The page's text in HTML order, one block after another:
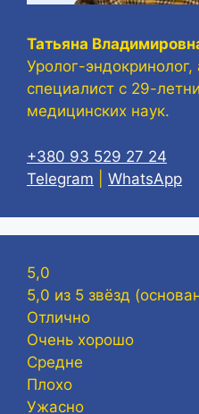
Татьяна
Уролог-
специалист с 29-
медицинских наук.
+380 93 529 27 24
Telegram
WhatsApp
5,0
5,0 из 5 звёзд
Отлично
Очень хорошо
Средне
Плохо
Ужасно